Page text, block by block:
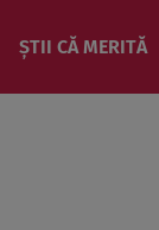
ȘTII CĂ MERITĂ